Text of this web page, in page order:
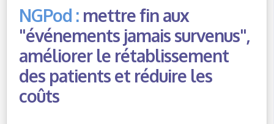
NGPod : mettre fin aux
"événements jamais survenus",
améliorer le rétablissement
des patients et réduire les
coûts